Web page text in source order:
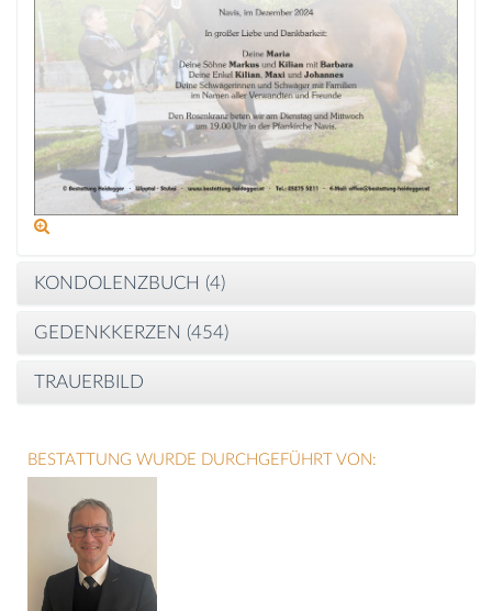
KONDOLENZBUCH (4)
GEDENKKERZEN (454)
TRAUERBILD
BESTATTUNG WURDE DURCHGEFÜHRT VON: